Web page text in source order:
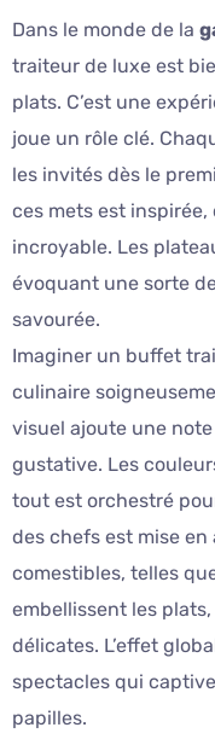
Dans le monde de la
traiteur de luxe est
plats. C’est une
joue un rôle clé.
les invités dès le
ces mets est
incroyable. Les
évoquant une sorte
savourée.
Imaginer un buffet
culinaire
visuel ajoute une note
gustative. Les
tout est orchestré
des chefs est mise
comestibles, telles
embellissent les
délicates. L’effet
spectacles qui
papilles.